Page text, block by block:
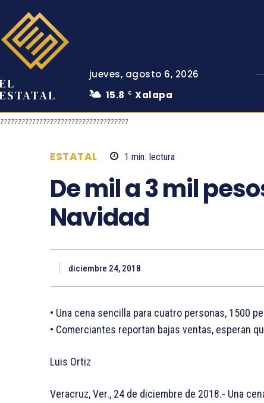
EL
ESTATAL
jueves, agosto 6, 2026
15.8
C Xalapa
????????????????????????????????????
ESTATAL 1 min. lectura
De mil a 3 mil
Navidad
diciembre 24, 2018
• Una cena sencilla para cuatro personas, 1500
• Comerciantes reportan bajas ventas, esperan
Luis Ortiz
Veracruz, Ver., 24 de diciembre de 2018.- Una